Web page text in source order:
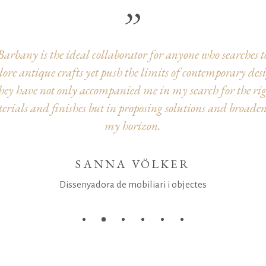
família Barbany li hem d’agrair que, amb la seva
seva obra feta, ens han fet estimar l’apassionant món de
pedra.
ANTONI CAMINAL